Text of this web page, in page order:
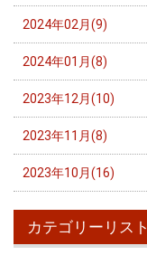
2024年02月(9)
2024年01月(8)
2023年12月(10)
2023年11月(8)
2023年10月(16)
カテゴリーリスト